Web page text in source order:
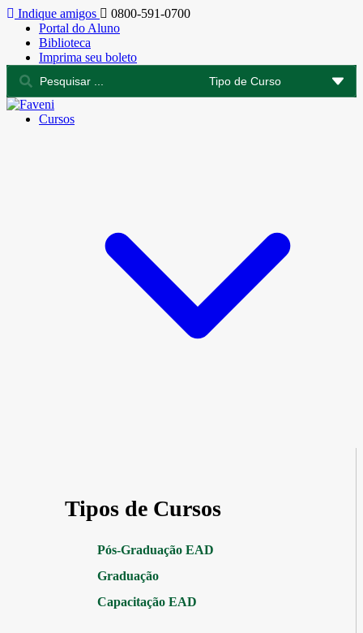
Indique amigos
0800-591-0700
Portal do Aluno
Biblioteca
Imprima seu boleto
Cursos
Tipos de Cursos
Pós-Graduação EAD
Graduação
Capacitação EAD